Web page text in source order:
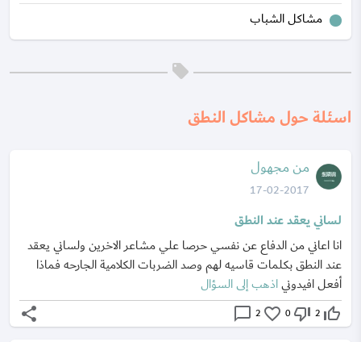
مشاكل الشباب
اسئلة حول مشاكل النطق
من مجهول
17-02-2017
لساني يعقد عند النطق
انا اعاني من الدفاع عن نفسي حرصا علي مشاعر الاخرين ولساني يعقد
عند النطق بكلمات قاسيه لهم وصد الضربات الكلامية الجارحه فماذا
أفعل افيدونياذهب إلى السؤال
thumb_up_off_alt
2
thumb_down_off_alt
0
favorite_border
2
chat_bubble_outline
share